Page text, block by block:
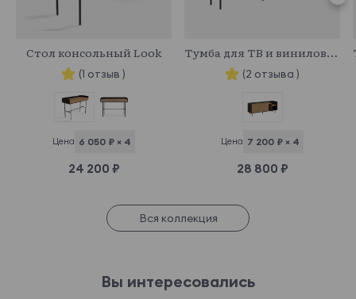
Стол консольный Look
(1 отзыв )
Цена 6 050 ₽ × 4
24 200 ₽
Тумба для ТВ и винилового проигрывателя Look
(2 отзыва )
Цена 7 200 ₽ × 4
28 800 ₽
Вся коллекция
Вы интересовались